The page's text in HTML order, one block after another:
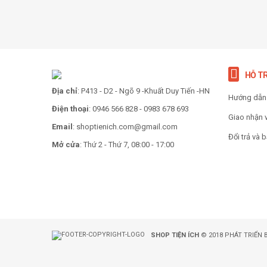
THÊM VÀO GIỎ
-30%
đa năng Nova LS-180.000VNĐ
THÊM VÀO GIỎ
-
Chổi quét nhà
thông minh
THÊM VÀO GIỎ
Địa chỉ: P413 - D2 - Ngõ 9 -Khuất Duy Tiến -HN
Điện thoại: 0946 566 828 - 0983 678 693
Email : shoptienich.com@gmail.com
Mở cửa: Thứ 2 - Thứ 7, 08:00 - 17:00
HỖ
Hướng
Giao nhận
Đổi trả và
SHOP TIỆN ÍCH © 2018 PHÁT TRIỂN